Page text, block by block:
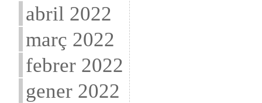
abril 2022
març 2022
febrer 2022
gener 2022